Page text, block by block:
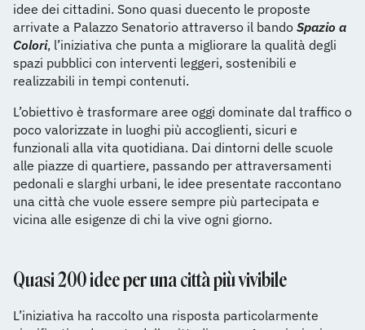
idee dei cittadini. Sono quasi duecento le proposte
arrivate a Palazzo Senatorio attraverso il bando Spazio a
Colori, l’iniziativa che punta a migliorare la qualità degli
spazi pubblici con interventi leggeri, sostenibili e
realizzabili in tempi contenuti.
L’obiettivo è trasformare aree oggi dominate dal traffico o
poco valorizzate in luoghi più accoglienti, sicuri e
funzionali alla vita quotidiana. Dai dintorni delle scuole
alle piazze di quartiere, passando per attraversamenti
pedonali e slarghi urbani, le idee presentate raccontano
una città che vuole essere sempre più partecipata e
vicina alle esigenze di chi la vive ogni giorno.
Quasi 200 idee per una città più vivibile
L’iniziativa ha raccolto una risposta particolarmente